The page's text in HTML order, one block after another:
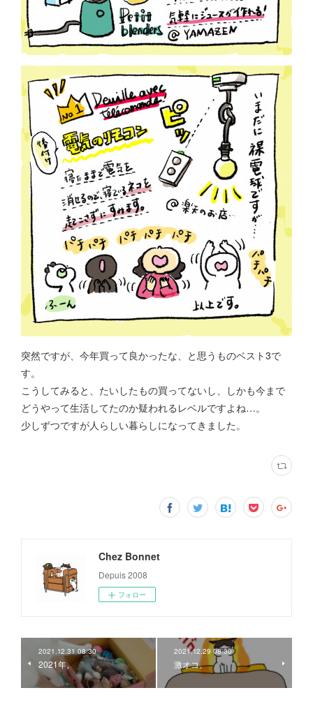
突然ですが、今年買って良かったな、と思うものベスト3で
す。
こうしてみると、たいしたもの買ってないし、しかも今まで
どうやって生活してたのか疑われるレベルですよね…。
少しずつですが人らしい暮らしになってきました。
Chez Bonnet
Depuis 2008
フォロー
2021.12.31 08:30
2021年。
2021.12.29 08:30
激オコ。